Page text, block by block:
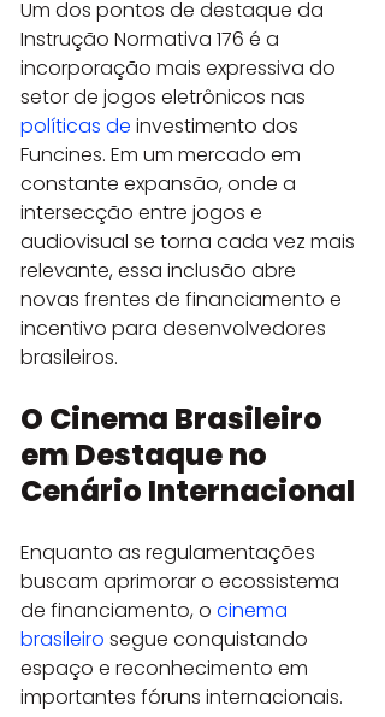
Um dos pontos de destaque da
Instrução Normativa 176 é a
incorporação mais expressiva do
setor de jogos eletrônicos nas
políticas de investimento dos
Funcines. Em um mercado em
constante expansão, onde a
intersecção entre jogos e
audiovisual se torna cada vez mais
relevante, essa inclusão abre
novas frentes de financiamento e
incentivo para desenvolvedores
brasileiros.
O Cinema Brasileiro
em Destaque no
Cenário Internacional
Enquanto as regulamentações
buscam aprimorar o ecossistema
de financiamento, o cinema
brasileiro segue conquistando
espaço e reconhecimento em
importantes fóruns internacionais.